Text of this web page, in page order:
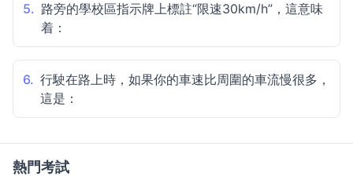
5. 路旁的學校區指示牌上標註“限速30km/h”，這意味
着：
6. 行駛在路上時，如果你的車速比周圍的車流慢很多，
這是：
熱門考試